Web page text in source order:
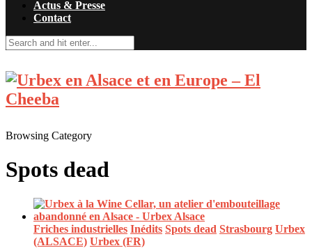
Actus & Presse
Contact
Browsing Category
Spots dead
Friches industrielles Inédits Spots dead Strasbourg Urbex
(ALSACE) Urbex (FR)